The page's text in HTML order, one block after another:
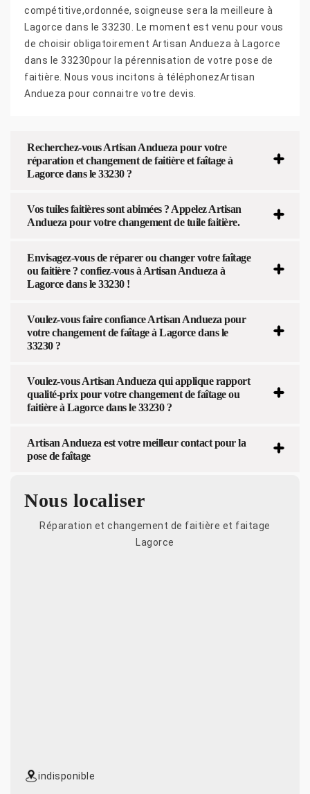
compétitive,ordonnée, soigneuse sera la meilleure à
Lagorce dans le 33230. Le moment est venu pour vous
de choisir obligatoirement Artisan Andueza à Lagorce
dans le 33230pour la pérennisation de votre pose de
faitière. Nous vous incitons à téléphonezArtisan
Andueza pour connaitre votre devis.
Recherchez-vous Artisan Andueza pour votre
réparation et changement de faitière et faîtage à
Lagorce dans le 33230 ?
Vos tuiles faitières sont abimées ? Appelez Artisan
Andueza pour votre changement de tuile faitière.
Envisagez-vous de réparer ou changer votre faîtage
ou faitière ? confiez-vous à Artisan Andueza à
Lagorce dans le 33230 !
Voulez-vous faire confiance Artisan Andueza pour
votre changement de faîtage à Lagorce dans le
33230 ?
Voulez-vous Artisan Andueza qui applique rapport
qualité-prix pour votre changement de faîtage ou
faitière à Lagorce dans le 33230 ?
Artisan Andueza est votre meilleur contact pour la
pose de faîtage
Nous localiser
Réparation et changement de faitière et faitage
Lagorce
indisponible